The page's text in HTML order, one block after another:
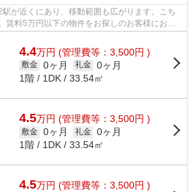
が近くにあり、移動範囲も広がります。こち
賃料5万円以下の物件をお探しのお客様におす
4.4万円 (管理費等：3,500円 )
敷金 0ヶ月 礼金 0ヶ月
1階 / 1DK / 33.54㎡
4.5万円 (管理費等：3,500円 )
敷金 0ヶ月 礼金 0ヶ月
1階 / 1DK / 33.54㎡
4.5万円 (管理費等：3,500円 )